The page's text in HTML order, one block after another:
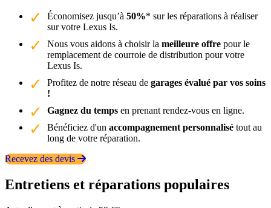
Économisez jusqu’à 50%* sur les réparations à réaliser
sur votre Lexus Is.
Nous vous aidons à choisir la meilleure offre pour le
remplacement de courroie de distribution pour votre
Lexus Is.
Profitez de notre réseau de garages évalué par vos soins
!
Gagnez du temps en prenant rendez-vous en ligne.
Bénéficiez d'un accompagnement personnalisé tout au
long de votre réparation.
Recevez des devis
Entretiens et réparations populaires